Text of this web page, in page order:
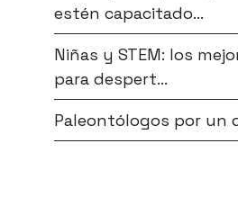
estén capacitado...
Niñas y STEM: los
para despert...
Paleontólogos por un